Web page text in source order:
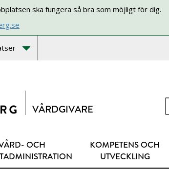
ska fungera så bra som möjligt för dig.
VÅRDGIVARE
OCH
KOMPETENS OCH
UTVECKLING